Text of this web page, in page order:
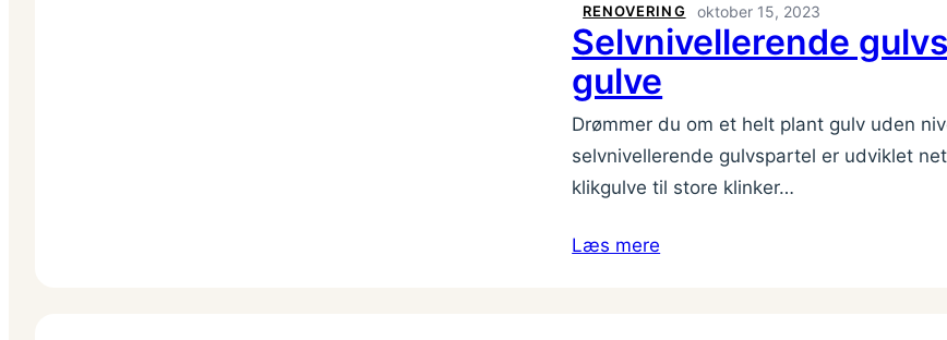
RENOVERING oktober 15, 2023
Selvnivellerende
gulve
Drømmer du om et helt plant gulv uden
selvnivellerende gulvspartel er udviklet
klikgulve til store klinker…
Læs mere